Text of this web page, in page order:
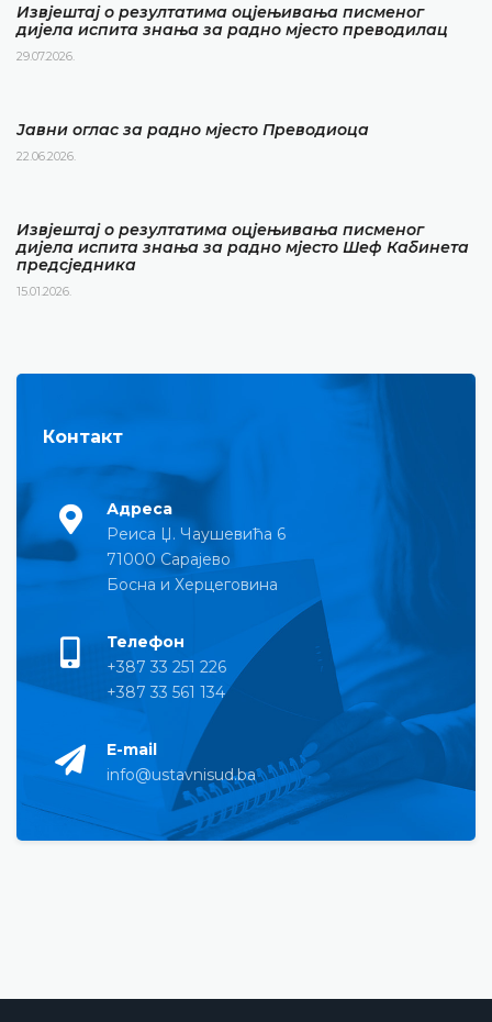
Извјештај о резултатима оцјењивања писменог
дијела испита знања за радно мјесто преводилац
29.07.2026.
Јавни оглас за радно мјесто Преводиоца
22.06.2026.
Извјештај о резултатима оцјењивања писменог
дијела испита знања за радно мјесто Шеф Кабинета
предсједника
15.01.2026.
Контакт
Адреса
Реиса Џ. Чаушевића 6
71000 Сарајево
Босна и Херцеговина
Телефон
+387 33 251 226
+387 33 561 134
E-mail
info@ustavnisud.ba